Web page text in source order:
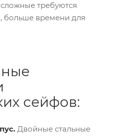
требуются
больше времени для
сейфов:
Двойные стальные